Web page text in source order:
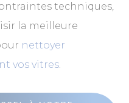
techniques,
la meilleure
nettoyer
vos vitres.